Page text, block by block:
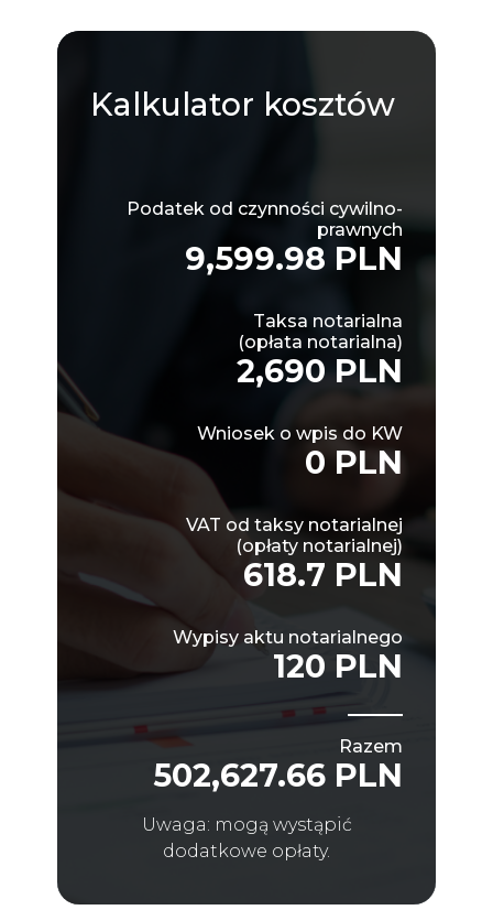
Kalkulator kosztów
Podatek od czynności cywilno-
prawnych
9,599.98 PLN
Taksa notarialna
(opłata notarialna)
2,690 PLN
Wniosek o wpis do KW
0 PLN
VAT od taksy notarialnej
(opłaty notarialnej)
618.7 PLN
Wypisy aktu notarialnego
120 PLN
Razem
502,627.66 PLN
Uwaga: mogą wystąpić
dodatkowe opłaty.